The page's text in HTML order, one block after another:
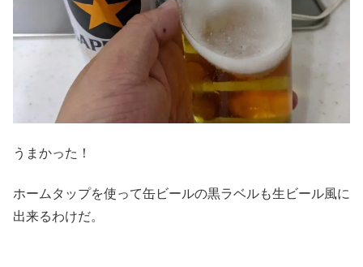
うまかった！
ホームタップを使って缶ビールの黒ラベルも生ビール風に
出来るわけだ。